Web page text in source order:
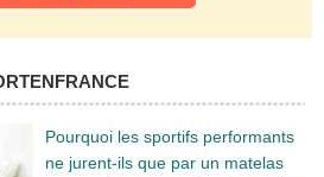
Pourquoi les sportifs performants
ne jurent-ils que par un matelas